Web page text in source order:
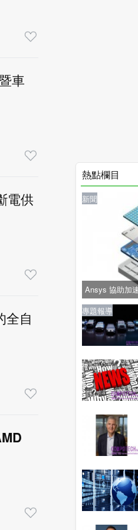
車
電供
全自
熱點欄目
新聞
Ansys 協助加
星通訊
新聞
新聞
專題報導
新聞
專題報導